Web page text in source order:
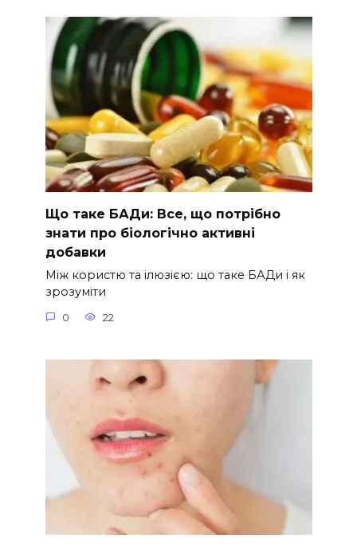
Що таке БАДи: Все, що потрібно
знати про біологічно активні
добавки
Між користю та ілюзією: що таке БАДи і як
зрозуміти
0 22